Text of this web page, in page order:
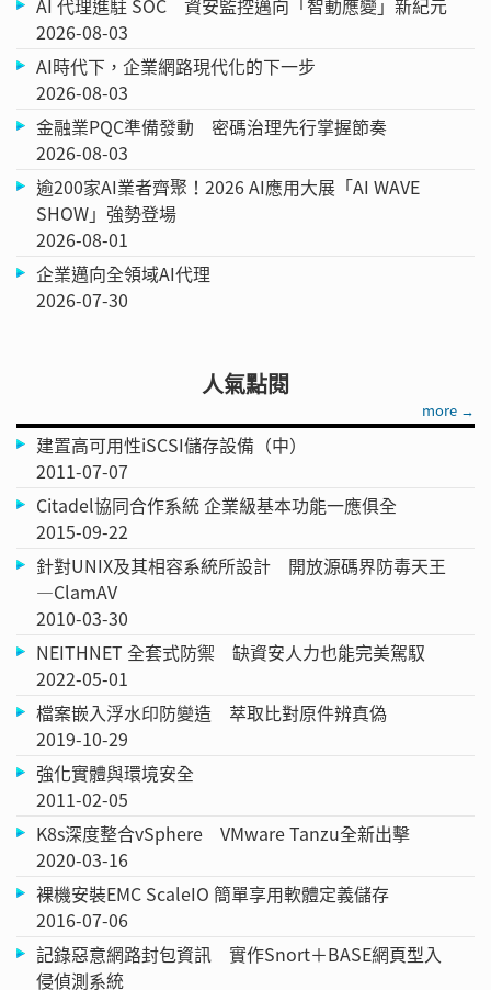
AI 代理進駐 SOC 資安監控邁向「智動應變」新紀元
2026-08-03
AI時代下，企業網路現代化的下一步
2026-08-03
金融業PQC準備發動 密碼治理先行掌握節奏
2026-08-03
逾200家AI業者齊聚！2026 AI應用大展「AI WAVE
SHOW」強勢登場
2026-08-01
企業邁向全領域AI代理
2026-07-30
人氣點閱
more →
建置高可用性iSCSI儲存設備（中）
2011-07-07
Citadel協同合作系統 企業級基本功能一應俱全
2015-09-22
針對UNIX及其相容系統所設計 開放源碼界防毒天王
—ClamAV
2010-03-30
NEITHNET 全套式防禦 缺資安人力也能完美駕馭
2022-05-01
檔案嵌入浮水印防變造 萃取比對原件辨真偽
2019-10-29
強化實體與環境安全
2011-02-05
K8s深度整合vSphere VMware Tanzu全新出擊
2020-03-16
裸機安裝EMC ScaleIO 簡單享用軟體定義儲存
2016-07-06
記錄惡意網路封包資訊 實作Snort＋BASE網頁型入
侵偵測系統